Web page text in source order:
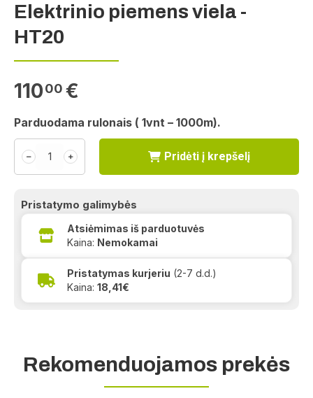
Elektrinio piemens viela -
HT20
11000 €
Parduodama rulonais ( 1vnt – 1000m).
﹣ ﹢ Pridėti į krepšelį
Pristatymo galimybės
Atsiėmimas iš parduotuvės
Kaina: Nemokamai
Pristatymas kurjeriu (2-7 d.d.)
Kaina: 18,41€
Rekomenduojamos prekės